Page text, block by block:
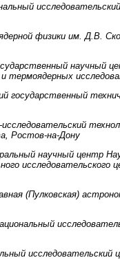
физики им. Д.В.
научный
термоядерных
государственный
Ростов-на-Дону
научный центр
(Пулковская)